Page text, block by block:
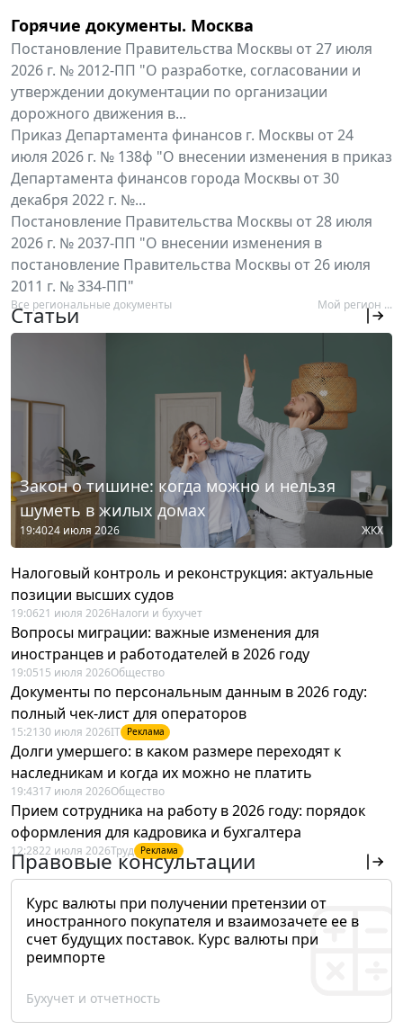
Горячие документы. Москва
Постановление Правительства Москвы от 27 июля
2026 г. № 2012-ПП "О разработке, согласовании и
утверждении документации по организации
дорожного движения в...
Приказ Департамента финансов г. Москвы от 24
июля 2026 г. № 138ф "О внесении изменения в приказ
Департамента финансов города Москвы от 30
декабря 2022 г. №...
Постановление Правительства Москвы от 28 июля
2026 г. № 2037-ПП "О внесении изменения в
постановление Правительства Москвы от 26 июля
2011 г. № 334-ПП"
Все региональные документы Мой регион ...
Статьи
Закон о тишине: когда можно и нельзя
шуметь в жилых домах
19:4024 июля 2026 ЖКХ
Налоговый контроль и реконструкция: актуальные
позиции высших судов
19:0621 июля 2026Налоги и бухучет
Вопросы миграции: важные изменения для
иностранцев и работодателей в 2026 году
19:0515 июля 2026Общество
Документы по персональным данным в 2026 году:
полный чек-лист для операторов
15:21 30 июля 2026IT Реклама
Долги умершего: в каком размере переходят к
наследникам и когда их можно не платить
19:4317 июля 2026Общество
Прием сотрудника на работу в 2026 году: порядок
оформления для кадровика и бухгалтера
12:2822 июля 2026Труд Реклама
Правовые консультации
Курс валюты при получении претензии от
иностранного покупателя и взаимозачете ее в
счет будущих поставок. Курс валюты при
реимпорте
Бухучет и отчетность